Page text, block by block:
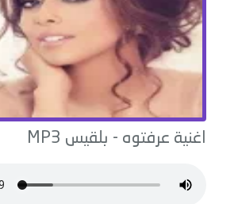
اغنية عرفتوه - بلقيس